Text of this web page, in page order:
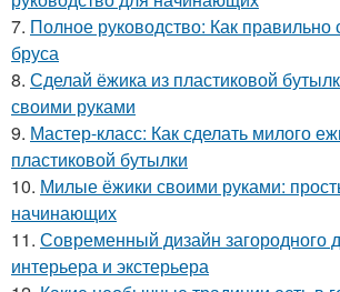
7. Полное руководство: Как правильно
бруса
8. Сделай ёжика из пластиковой
своими руками
9. Мастер-класс: Как сделать милого
пластиковой бутылки
10. Милые ёжики своими руками:
начинающих
11. Современный дизайн загородного
интерьера и экстерьера